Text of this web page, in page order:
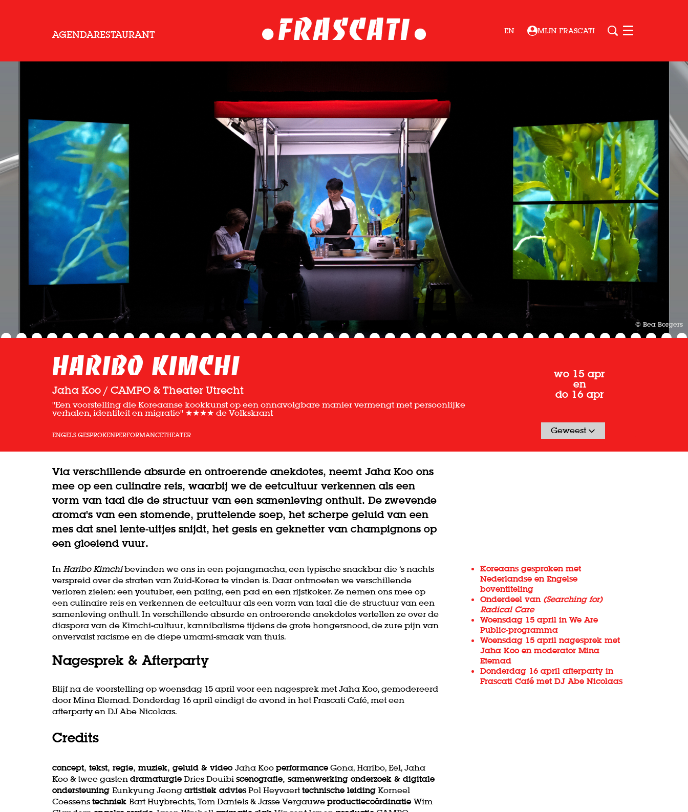
AGENDARESTAURANT EN MIJN FRASCATI Menu
© Bea Borgers
Haribo Kimchi
Jaha Koo / CAMPO & Theater Utrecht
''Een voorstelling die Koreaanse kookkunst op een onnavolgbare manier vermengt met persoonlijke
verhalen, identiteit en migratie'' ★★★★ de Volkskrant
ENGELS GESPROKENPERFORMANCETHEATER
wo 15 apr
en
do 16 apr
Geweest
Via verschillende absurde en ontroerende anekdotes, neemt Jaha Koo ons
mee op een culinaire reis, waarbij we de eetcultuur verkennen als een
vorm van taal die de structuur van een samenleving onthult. De zwevende
aroma's van een stomende, pruttelende soep, het scherpe geluid van een
mes dat snel lente-uitjes snijdt, het gesis en geknetter van champignons op
een gloeiend vuur.
In Haribo Kimchibevinden we ons in een pojangmacha, een typische snackbar die ‘s nachts
verspreid over de straten van Zuid-Korea te vinden is. Daar ontmoeten we verschillende
verloren zielen: een youtuber, een paling, een pad en een rijstkoker. Ze nemen ons mee op
een culinaire reis en verkennen de eetcultuur als een vorm van taal die de structuur van een
samenleving onthult. In verschillende absurde en ontroerende anekdotes vertellen ze over de
diaspora van de Kimchi-cultuur, kannibalisme tijdens de grote hongersnood, de zure pijn van
onvervalst racisme en de diepe umami-smaak van thuis.
Nagesprek & Afterparty
Blijf na de voorstelling op woensdag 15 april voor een nagesprek met Jaha Koo, gemodereerd
door Mina Etemad. Donderdag 16 april eindigt de avond in het Frascati Café, met een
afterparty en DJ Abe Nicolaas.
Koreaans gesproken met
Nederlandse en Engelse
boventiteling
Onderdeel van (Searching for)
Radical Care
Woensdag 15 april inWe Are
Public-programma
Woensdag 15 april nagesprek met
Jaha Koo en moderator Mina
Etemad
Donderdag 16 april afterparty in
Frascati Café met DJ Abe Nicolaas
Credits
concept, tekst, regie, muziek, geluid & video Jaha Koo performance Gona, Haribo, Eel, Jaha
Koo & twee gasten dramaturgie Dries Douibi scenografie, samenwerking onderzoek & digitale
ondersteuning Eunkyung Jeong artistiek adviesPol Heyvaert technische leiding Korneel
Coessens techniek Bart Huybrechts, Tom Daniels & Jasse Vergauwe productiecoördinatie Wim